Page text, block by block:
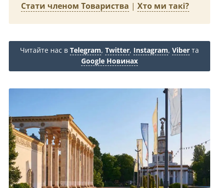
Стати членом Товариства | Хто ми такі?
Читайте нас в Telegram, Twitter, Instagram, Viber та
Google Новинах